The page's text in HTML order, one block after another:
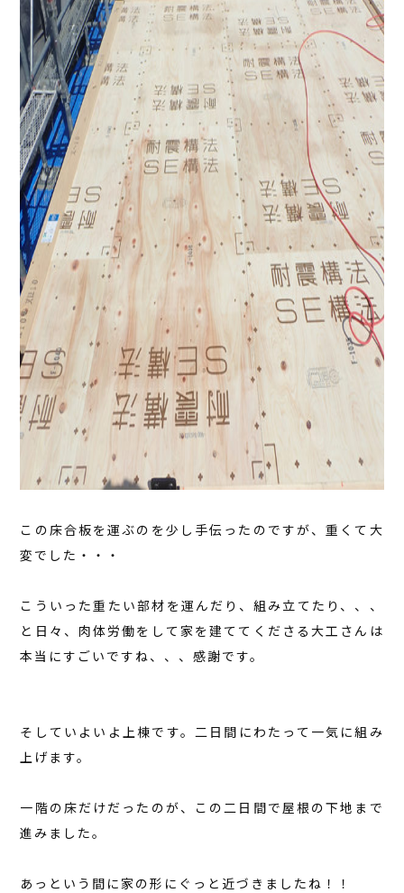
この床合板を運ぶのを少し手伝ったのですが、重くて大
変でした・・・
こういった重たい部材を運んだり、組み立てたり、、、
と日々、肉体労働をして家を建ててくださる大工さんは
本当にすごいですね、、、感謝です。
そしていよいよ上棟です。二日間にわたって一気に組み
上げます。
一階の床だけだったのが、この二日間で屋根の下地まで
進みました。
あっという間に家の形にぐっと近づきましたね！！